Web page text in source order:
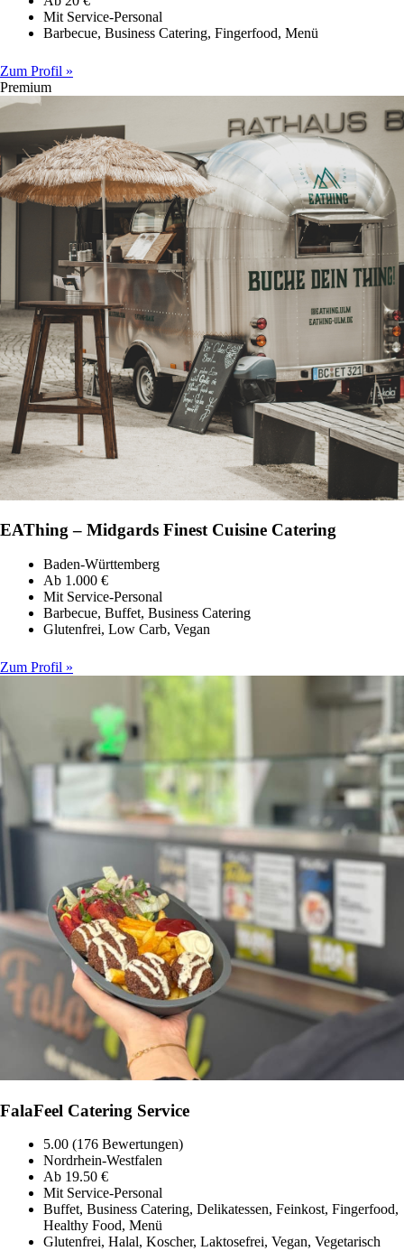
Mit Service-Personal
Barbecue, Business Catering, Fingerfood, Menü
Zum Profil »
Premium
EAThing – Midgards Finest Cuisine Catering
Baden-Württemberg
Ab 1.000 €
Mit Service-Personal
Barbecue, Buffet, Business Catering
Glutenfrei, Low Carb, Vegan
Zum Profil »
FalaFeel Catering Service
5.00 (176 Bewertungen)
Nordrhein-Westfalen
Ab 19.50 €
Mit Service-Personal
Buffet, Business Catering, Delikatessen, Feinkost, Fingerfood,
Healthy Food, Menü
Glutenfrei, Halal, Koscher, Laktosefrei, Vegan, Vegetarisch